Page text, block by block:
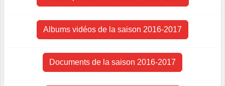
Albums vidéos de la saison 2016-2017
Documents de la saison 2016-2017